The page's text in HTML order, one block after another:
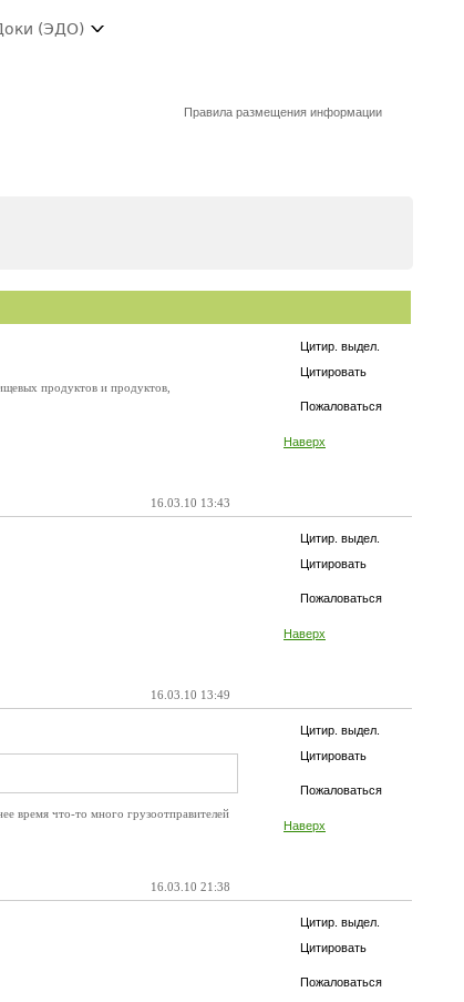
(ЭДО)
Правила размещения информации
Цитир. выдел.
Цитировать
Пожаловаться
Наверх
продуктов и продуктов,
16.03.10 13:43
Цитир. выдел.
Цитировать
Пожаловаться
Наверх
16.03.10 13:49
Цитир. выдел.
Цитировать
Пожаловаться
Наверх
время что-то много грузоотправителей
16.03.10 21:38
Цитир. выдел.
Цитировать
Пожаловаться